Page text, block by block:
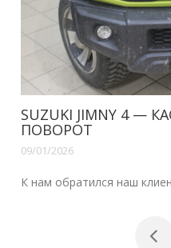
SUZUKI JIMNY 4 —
ПОВОРОТ
09/01/2026
К нам обратился наш